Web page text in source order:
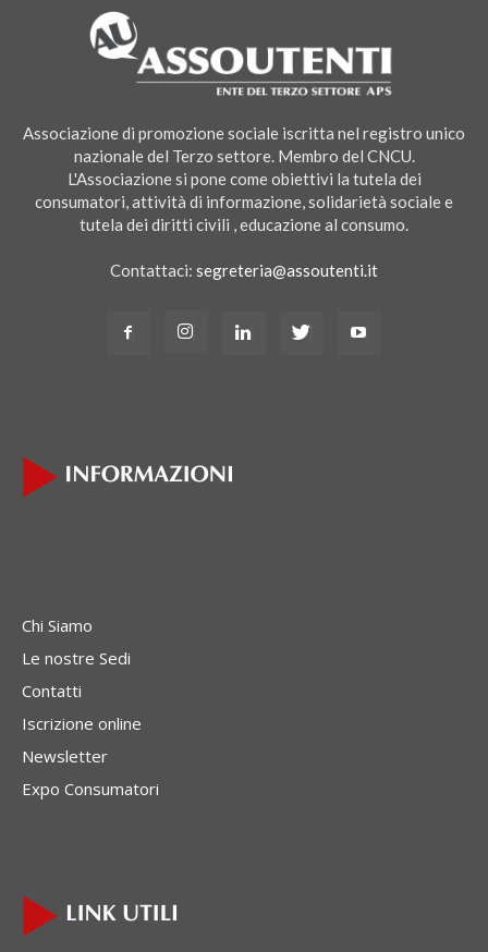
Associazione di promozione sociale iscritta nel registro unico
nazionale del Terzo settore. Membro del CNCU.
L'Associazione si pone come obiettivi la tutela dei
consumatori, attività di informazione, solidarietà sociale e
tutela dei diritti civili , educazione al consumo.
Contattaci: segreteria@assoutenti.it
Chi Siamo
Le nostre Sedi
Contatti
Iscrizione online
Newsletter
Expo Consumatori